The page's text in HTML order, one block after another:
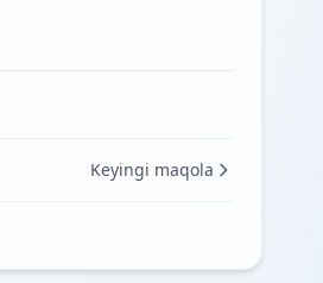
Keyingi maqola